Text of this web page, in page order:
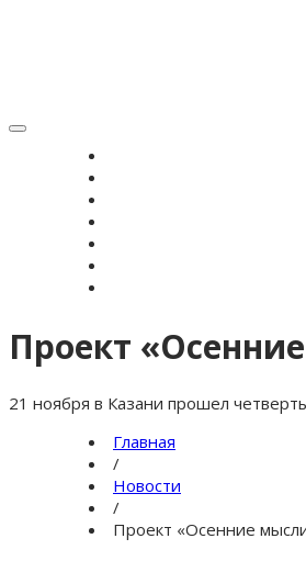
Toggle
Проект
21 ноября в Казани прошел
Главная
/
Новости
/
Проект «Осенние